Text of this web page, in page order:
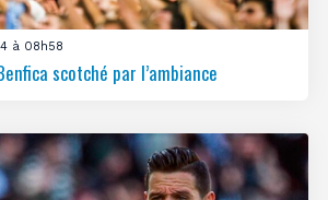
à 08h58
scotché par l’ambiance